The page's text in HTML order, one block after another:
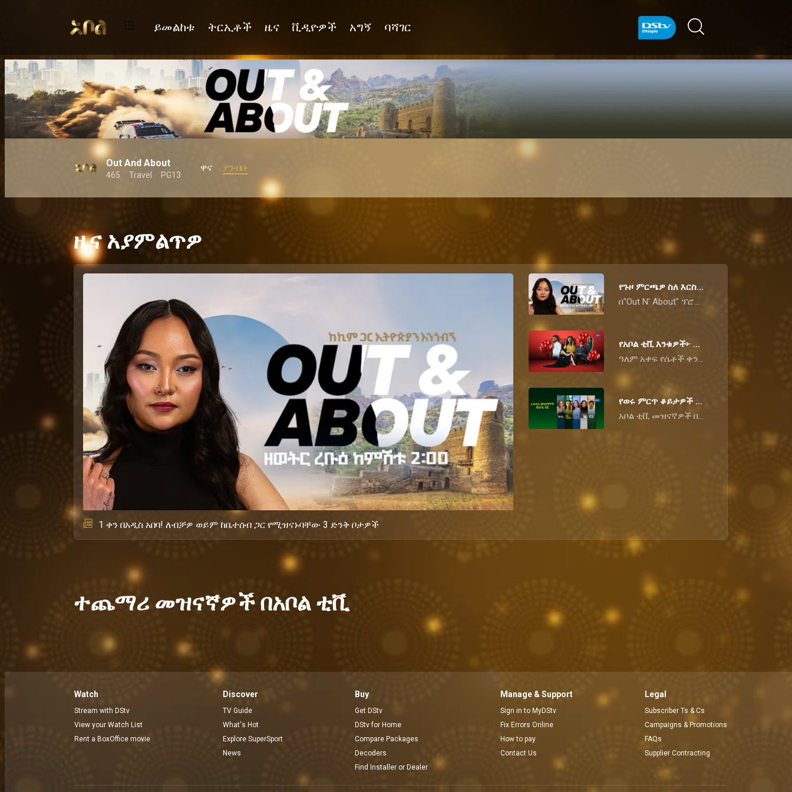
ይመልከቱ ትርኢቶች ዜና ቪዲዮዎች አግኝ ባሻገር
Out And About
465 Travel PG13
ዋና ያንብቡ
ዜና አያምልጥዎ
የጉዞ ምርጫዎ ስለ እርስዎ ምን ይናገራል?
በ"Out N' About" ፕሮግራማችን ኢትዮጵያን ከአጥናፍ እስከ አጥናፍ ስንቃኝ ሰንብተናል። ነገር ግን ሁሉም ሰው የሚወደው የጉዞ ዓይነት ይለያያል። የእርስዎ ተወዳጅ የጉዞ ቦታ ስለ ማንነትዎ ምን እንደሚናገር ያውቃሉ? እስቲ ራስዎን ይፈልጉ፦
የአቦል ቲቪ እንቁዎች፦ የጽናት እና የጥንካሬ ተምሳሌት የሆኑት ሴቶቻችን!
ዓለም አቀፍ የሴቶች ቀን ሲቃረብ፣ በየሳምንቱ በቴሌቪዥን መስኮታችን የምንመለከታቸውን፣ በፈተናዎች የማይበገሩ እና ለዓላማቸው የሚቆሙ ድንቅ ሴቶችን ልናከብር ይገባል። ከመከራ እና ጽናት እስከ ስኬት ድረስ፣ በአቦል ቲቪ ላይ የምናደንቃቸው አራቱ ሴቶች እነሆ፦
የወሩ ምርጥ ቆይታዎች በአቦል ቲቪ፡ ውጥረት፣ ጣዕም እና አዲስ ጅማሮ!
አቦል ቲቪ መዝናኛዎች በዚህም ወር ተመልካቾችን ቀልብ መግዛታቸውን ቀጥለዋል! ከልብ ሰባሪ ስንብቶች እስከ አስደሳች ጉብኝቶች፣ እንዲሁም አዳዲስ የፍቅር ሽኩቻዎች ድረስ በዚህ ወር የቴሌቪዥን መስኮታችንን በጉጉት እንድንጠባበቅ ያደረጉን 4 ዋና ዋና ክንውኖችን እነሆ፦
1 ቀን በአዲስ አበባ! ለብቻዎ ወይም ከቤተሰብ ጋር የሚዝናኑባቸው 3 ድንቅ ቦታዎች
ተጨማሪ መዝናኛዎች በአቦል ቲቪ
Watch
Stream with DStv
View your Watch List
Rent a BoxOffice movie
Discover
TV Guide
What's Hot
Explore SuperSport
News
Buy
Get DStv
DStv for Home
Compare Packages
Decoders
Find Installer or Dealer
Manage & Support
Sign in to MyDStv
Fix Errors Online
How to pay
Contact Us
Legal
Subscriber Ts & Cs
Campaigns & Promotions
FAQs
Supplier Contracting